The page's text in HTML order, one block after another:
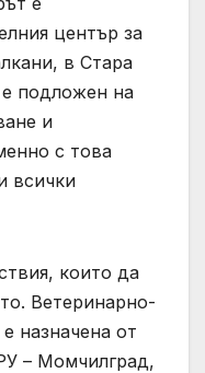
център за
в Стара
подложен на
и
с това
всички
които да
Ветеринарно-
назначена от
– Момчилград,